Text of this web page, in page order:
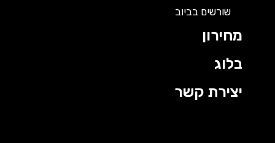
שורשים בביוב
מחירון
בלוג
יצירת קשר